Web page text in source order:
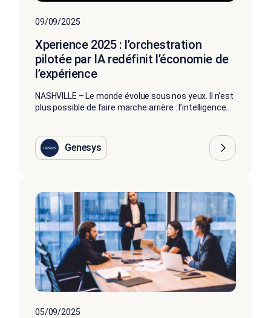
09/09/2025
Xperience 2025 : l’orchestration
pilotée par IA redéfinit l’économie de
l’expérience
NASHVILLE – Le monde évolue sous nos yeux. Il n'est
plus possible de faire marche arrière : l’intelligence...
Genesys
05/09/2025